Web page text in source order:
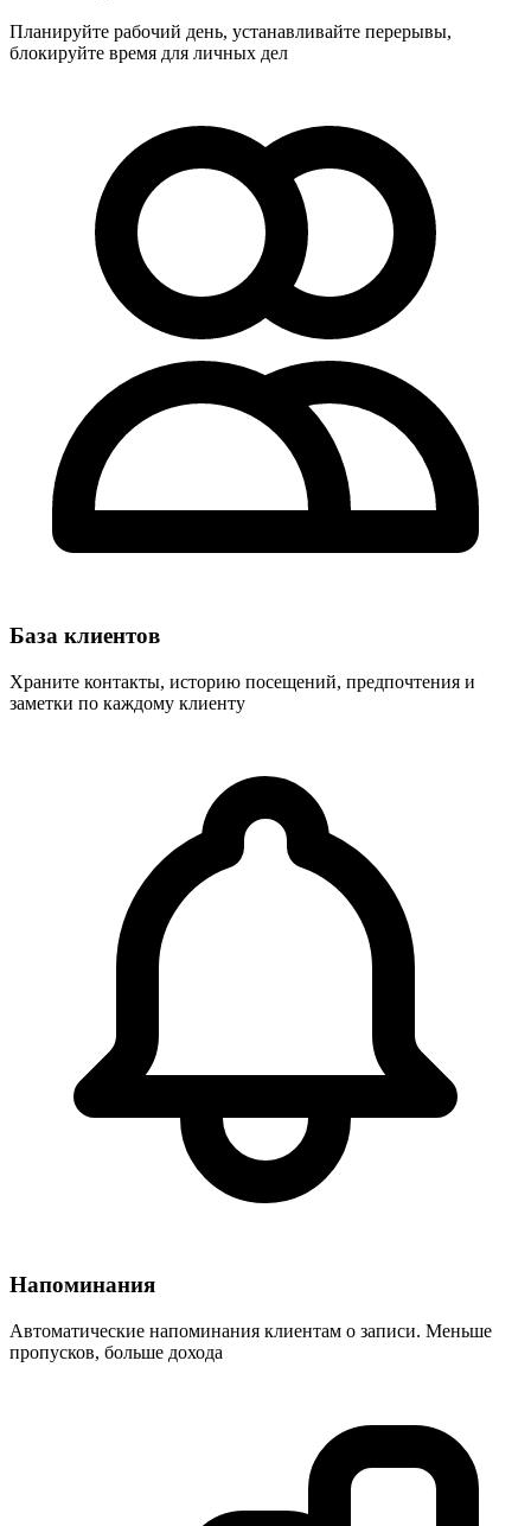
Планируйте рабочий день, устанавливайте перерывы,
блокируйте время для личных дел
База клиентов
Храните контакты, историю посещений, предпочтения и
заметки по каждому клиенту
Напоминания
Автоматические напоминания клиентам о записи. Меньше
пропусков, больше дохода